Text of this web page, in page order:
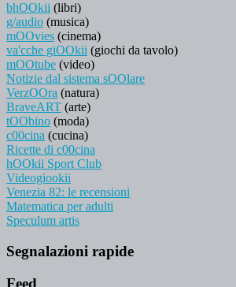
bhOOkii (libri)
g/audio (musica)
mOOvies (cinema)
va'cche giOOkii (giochi da tavolo)
mOOtube (video)
Notizie dal sistema sOOlare
VerzOOra (natura)
BraveART (arte)
tOObino (moda)
c00cina (cucina)
Ricette di c00cina
hOOkii Sport Club
Videogiookii
Venezia 82: le recensioni
Matematica per adulti
Speculum artis
Segnalazioni rapide
Feed